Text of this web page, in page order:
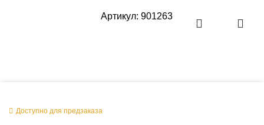
Артикул: 901263
Доступно для предзаказа